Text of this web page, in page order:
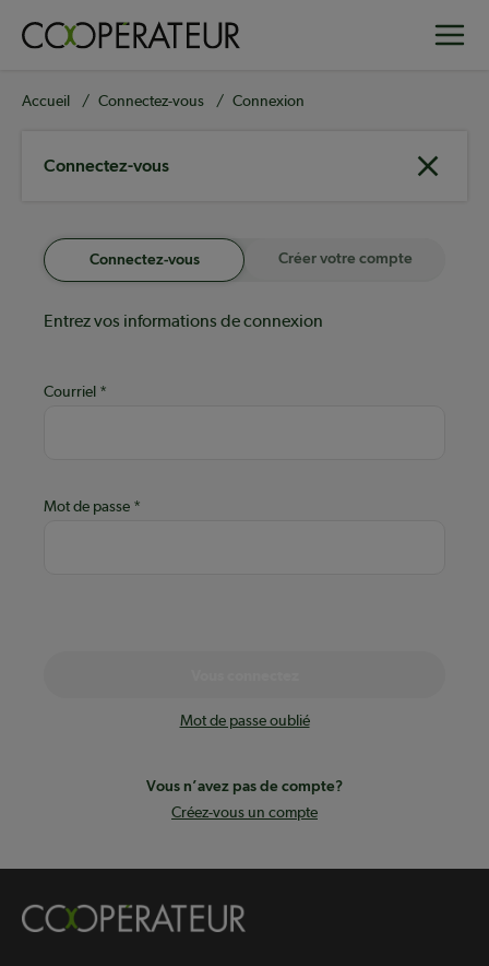
principal
Fil
Accueil Connectez-vous Connexion
Connectez-vous
Connectez-vous Créer votre compte
Entrez vos informations de connexion
Courriel
Mot de passe
Mot de passe oublié
Vous n’avez pas de compte?
Créez-vous un compte